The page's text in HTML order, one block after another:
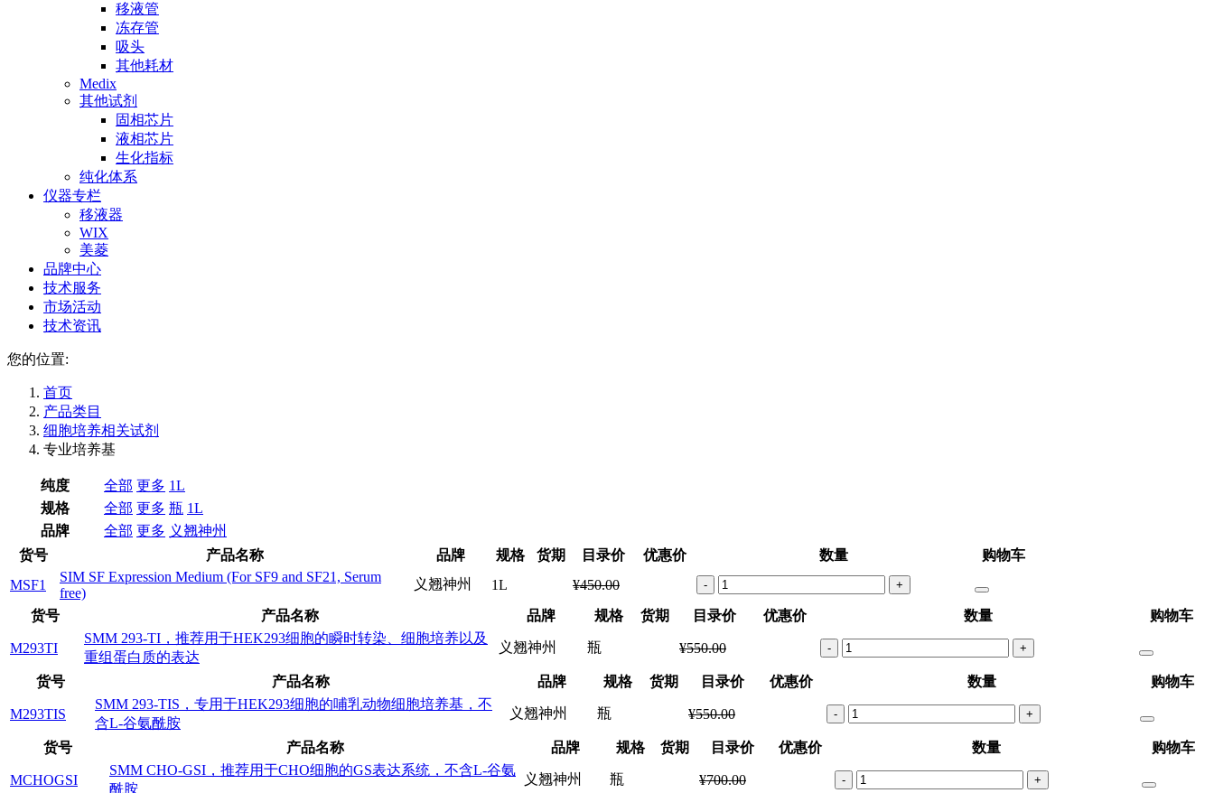
移液管
冻存管
吸头
其他耗材
Medix
其他试剂
固相芯片
液相芯片
生化指标
纯化体系
仪器专栏
移液器
WIX
美菱
品牌中心
技术服务
市场活动
技术资讯
您的位置:
首页
产品类目
细胞培养相关试剂
专业培养基
纯度 全部 更多 1L
规格
全部 更多 瓶 1L
品牌
全部 更多 义翘神州
货号
产品名称 品牌 规格 货期 目录价 优惠价 数量
购物车
MSF1
SIM SF Expression Medium (For SF9 and SF21, Serum
free)
义翘神州 1L ¥450.00 - +
货号 产品名称 品牌 规格 货期 目录价 优惠价 数量 购物车
M293TI
SMM 293-TI，推荐用于HEK293细胞的瞬时转染、细胞培养以及
重组蛋白质的表达
义翘神州 瓶 ¥550.00 - +
货号 产品名称 品牌 规格 货期 目录价 优惠价 数量 购物车
M293TIS
SMM 293-TIS，专用于HEK293细胞的哺乳动物细胞培养基，不
含L-谷氨酰胺
义翘神州 瓶 ¥550.00 - +
货号 产品名称 品牌 规格 货期 目录价 优惠价 数量 购物车
MCHOGSI
SMM CHO-GSI，推荐用于CHO细胞的GS表达系统，不含L-谷氨
酰胺
义翘神州 瓶 ¥700.00 - +